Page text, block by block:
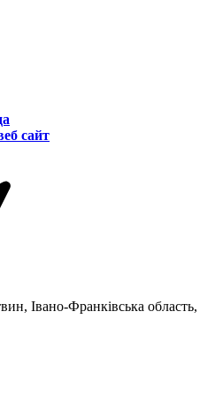
сайт
Івано-Франківська область,